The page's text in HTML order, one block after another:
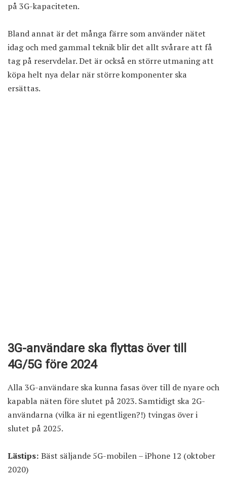
på 3G-kapaciteten.
Bland annat är det många färre som använder nätet
idag och med gammal teknik blir det allt svårare att få
tag på reservdelar. Det är också en större utmaning att
köpa helt nya delar när större komponenter ska
ersättas.
3G-användare ska flyttas över till
4G/5G före 2024
Alla 3G-användare ska kunna fasas över till de nyare och
kapabla näten före slutet på 2023. Samtidigt ska 2G-
användarna (vilka är ni egentligen?!) tvingas över i
slutet på 2025.
Lästips: Bäst säljande 5G-mobilen – iPhone 12 (oktober
2020)